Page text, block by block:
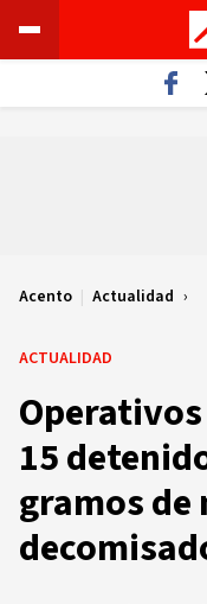
Acento | Actualidad
ACTUALIDAD
15
gramos